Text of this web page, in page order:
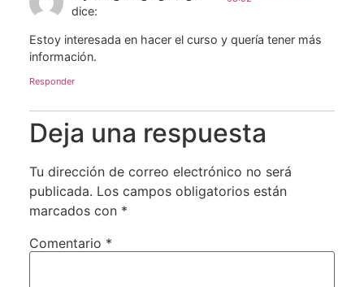
dice:
Estoy interesada en hacer el curso y quería tener más
información.
Responder
Deja una respuesta
Tu dirección de correo electrónico no será
publicada. Los campos obligatorios están
marcados con *
Comentario *